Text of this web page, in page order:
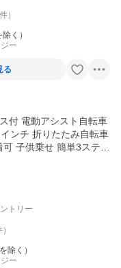
件）
く）
ー
る
付 電動アシスト自転車
ンチ 折りたたみ自転車
子供乗せ 簡単3ステッ
トリー
）
除く）
ー